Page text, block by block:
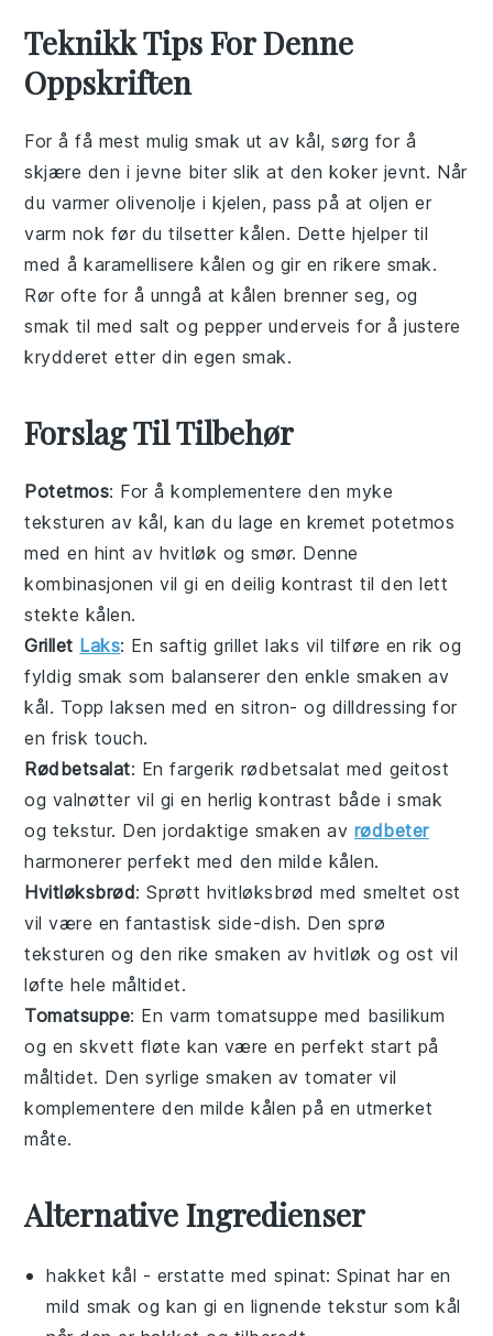
Teknikk Tips For Denne
Oppskriften
For å få mest mulig smak ut av kål, sørg for å
skjære den i jevne biter slik at den koker jevnt. Når
du varmerolivenolje i kjelen, pass på at oljen er
varm nok før du tilsetter kålen. Dette hjelper til
med å karamellisere kålen og gir en rikere smak.
Rør ofte for å unngå at kålen brenner seg, og
smak til med salt og pepper underveis for å justere
krydderet etter din egen smak.
Forslag Til Tilbehør
Potetmos: For å komplementere den myke
teksturen av kål, kan du lage en kremetpotetmos
med en hint av hvitløk og smør. Denne
kombinasjonen vil gi en deilig kontrast til den lett
stekte kålen.
Grillet Laks: En saftiggrillet laks vil tilføre en rik og
fyldig smak som balanserer den enkle smaken av
kål. Topp laksen med en sitron- og dilldressing for
en frisk touch.
Rødbetsalat: En fargerik rødbetsalat med geitost
og valnøtter vil gi en herlig kontrast både i smak
og tekstur. Den jordaktige smaken av rødbeter
harmonerer perfekt med den milde kålen.
Hvitløksbrød: Sprøtt hvitløksbrød med smeltet ost
vil være en fantastisk side-dish. Den sprø
teksturen og den rike smaken av hvitløk og ost vil
løfte hele måltidet.
Tomatsuppe: En varmtomatsuppe med basilikum
og en skvett fløte kan være en perfekt start på
måltidet. Den syrlige smaken av tomater vil
komplementere den mildekålen på en utmerket
måte.
Alternative Ingredienser
hakket kål - erstatte medspinat: Spinat har en
mild smak og kan gi en lignende tekstur som kål